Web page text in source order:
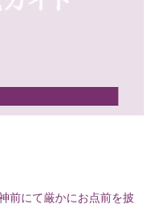
前にて厳かにお点前を披